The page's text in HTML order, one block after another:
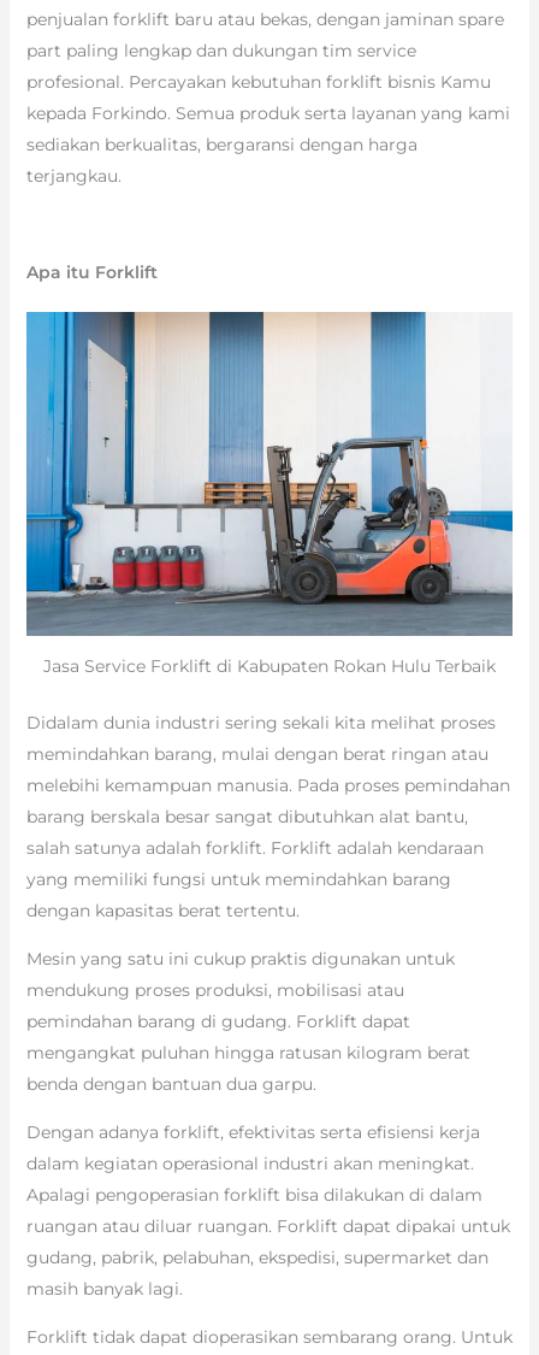
penjualan forklift baru atau bekas, dengan jaminan spare
part paling lengkap dan dukungan tim service
profesional. Percayakan kebutuhan forklift bisnis Kamu
kepada Forkindo. Semua produk serta layanan yang kami
sediakan berkualitas, bergaransi dengan harga
terjangkau.
Apa itu Forklift
Jasa Service Forklift di Kabupaten Rokan Hulu Terbaik
Didalam dunia industri sering sekali kita melihat proses
memindahkan barang, mulai dengan berat ringan atau
melebihi kemampuan manusia. Pada proses pemindahan
barang berskala besar sangat dibutuhkan alat bantu,
salah satunya adalah forklift. Forklift adalah kendaraan
yang memiliki fungsi untuk memindahkan barang
dengan kapasitas berat tertentu.
Mesin yang satu ini cukup praktis digunakan untuk
mendukung proses produksi, mobilisasi atau
pemindahan barang di gudang. Forklift dapat
mengangkat puluhan hingga ratusan kilogram berat
benda dengan bantuan dua garpu.
Dengan adanya forklift, efektivitas serta efisiensi kerja
dalam kegiatan operasional industri akan meningkat.
Apalagi pengoperasian forklift bisa dilakukan di dalam
ruangan atau diluar ruangan. Forklift dapat dipakai untuk
gudang, pabrik, pelabuhan, ekspedisi, supermarket dan
masih banyak lagi.
Forklift tidak dapat dioperasikan sembarang orang. Untuk